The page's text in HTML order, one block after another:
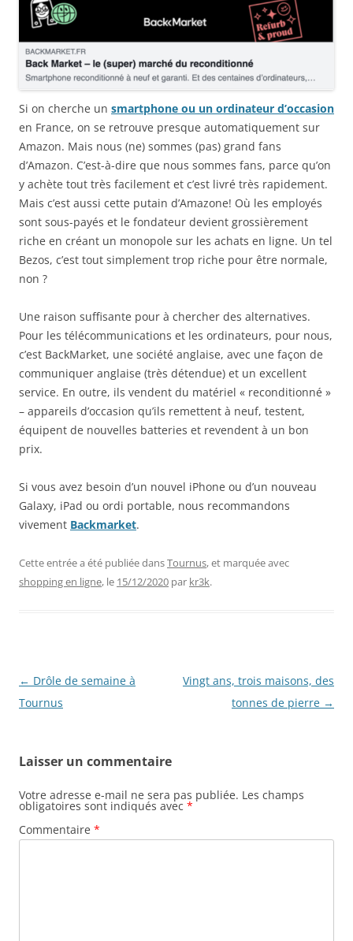
Si on cherche un smartphone ou un ordinateur d’occasion
en France, on se retrouve presque automatiquement sur
Amazon. Mais nous (ne) sommes (pas) grand fans
d’Amazon. C’est-à-dire que nous sommes fans, parce qu’on
y achète tout très facilement et c’est livré très rapidement.
Mais c’est aussi cette putain d’Amazone! Où les employés
sont sous-payés et le fondateur devient grossièrement
riche en créant un monopole sur les achats en ligne. Un tel
Bezos, c’est tout simplement trop riche pour être normale,
non ?
Une raison suffisante pour à chercher des alternatives.
Pour les télécommunications et les ordinateurs, pour nous,
c’est BackMarket, une société anglaise, avec une façon de
communiquer anglaise (très détendue) et un excellent
service. En outre, ils vendent du matériel « reconditionné »
– appareils d’occasion qu’ils remettent à neuf, testent,
équipent de nouvelles batteries et revendent à un bon
prix.
Si vous avez besoin d’un nouvel iPhone ou d’un nouveau
Galaxy, iPad ou ordi portable, nous recommandons
vivement Backmarket.
Cette entrée a été publiée dansTournus, et marquée avec
shopping en ligne, le 15/12/2020 par kr3k.
Navigation
des
← Drôle de semaine à
Tournus
Vingt ans, trois maisons, des
tonnes de pierre →
Laisser un commentaire
Votre adresse e-mail ne sera pas publiée. Les champs
obligatoires sont indiqués avec *
Commentaire *